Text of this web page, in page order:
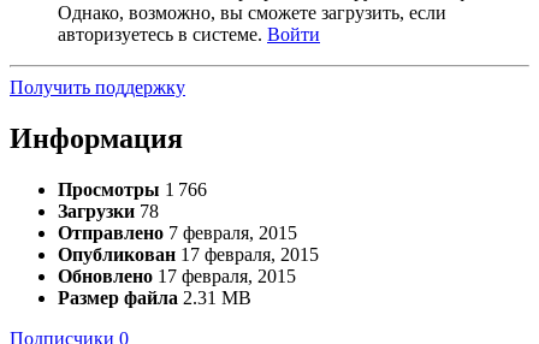
Однако, возможно, вы сможете загрузить, если
авторизуетесь в системе. Войти
Получить поддержку
Информация
Просмотры 1 766
Загрузки 78
Отправлено 7 февраля, 2015
Опубликован 17 февраля, 2015
Обновлено 17 февраля, 2015
Размер файла 2.31 MB
Подписчики 0